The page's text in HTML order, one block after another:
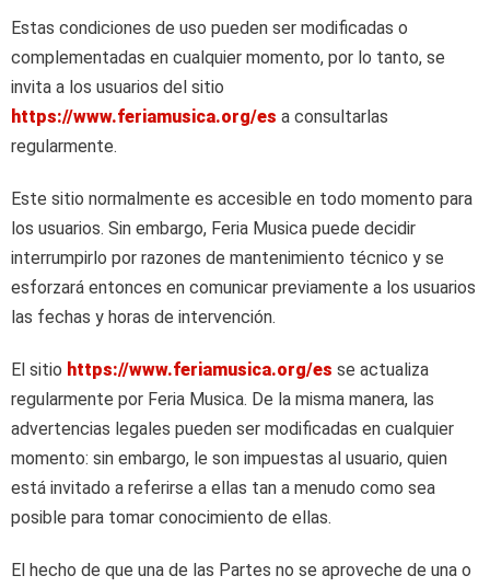
Estas condiciones de uso pueden ser modificadas o
complementadas en cualquier momento, por lo tanto, se
invita a los usuarios del sitio
https://www.feriamusica.org/es a consultarlas
regularmente.
Este sitio normalmente es accesible en todo momento para
los usuarios. Sin embargo, Feria Musica puede decidir
interrumpirlo por razones de mantenimiento técnico y se
esforzará entonces en comunicar previamente a los usuarios
las fechas y horas de intervención.
El sitio https://www.feriamusica.org/es se actualiza
regularmente por Feria Musica. De la misma manera, las
advertencias legales pueden ser modificadas en cualquier
momento: sin embargo, le son impuestas al usuario, quien
está invitado a referirse a ellas tan a menudo como sea
posible para tomar conocimiento de ellas.
El hecho de que una de las Partes no se aproveche de una o